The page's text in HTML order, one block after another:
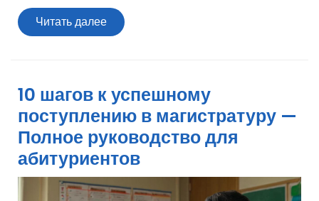
Читать далееЧитать
далее
10 шагов к успешному
поступлению в магистратуру —
Полное руководство для
абитуриентов